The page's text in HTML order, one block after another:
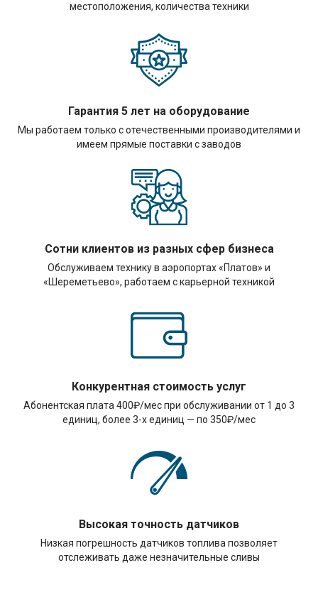
местоположения, количества техники
Гарантия 5 лет на оборудование
Мы работаем только с отечественными производителями и
имеем прямые поставки с заводов
Сотни клиентов из разных сфер бизнеса
Обслуживаем технику в аэропортах «Платов» и
«Шереметьево», работаем с карьерной техникой
Конкурентная стоимость услуг
Абонентская плата 400₽/мес при обслуживании от 1 до 3
единиц, более 3-х единиц — по 350₽/мес
Высокая точность датчиков
Низкая погрешность датчиков топлива позволяет
отслеживать даже незначительные сливы